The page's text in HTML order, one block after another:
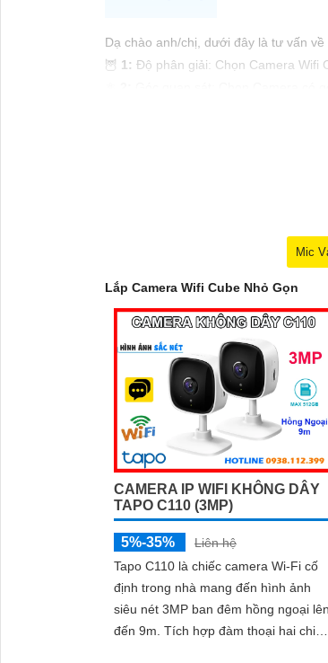
Dạ chào anh/chị, dưới đây là tư vấn
🦉 1: Độ phân giải: Chọn Camera Wifi
Tính năng đặc biệt: Xem xét
D-Link DCS-8100LH: Camera
Mic
Lắp Camera Wifi Cube Nhỏ Gọn
CAMERA IP WIFI KHÔNG DÂY
TAPO C110 (3MP)
5%-35%
Liên hệ
Tapo C110 là chiếc camera Wi-Fi cố
định trong nhà mang đến hình ảnh
siêu nét 3MP ban đêm hồng ngoại lên
đến 9m. Tích hợp đàm thoại hai chiều,